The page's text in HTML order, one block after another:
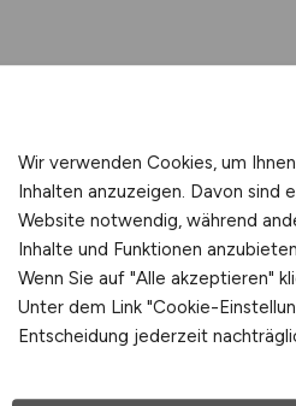
Wir verwenden Cookies, um
Inhalten anzuzeigen. Davon sind
Website notwendig, während
Inhalte und Funktionen
Wenn Sie auf "Alle akzeptieren"
Unter dem Link "Cookie-
Entscheidung jederzeit